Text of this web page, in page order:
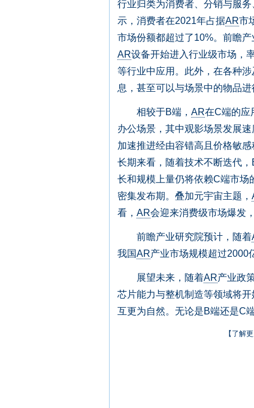
行业归类为消费者、分销与服
示，消费者在2021年占据AR市
市场份额都超过了10%。前瞻
AR设备开始进入行业级市场，
等行业中应用。此外，在各种涉
息，甚至可以与场景中的物品
相较于B端， AR在C端的应
办公场景，其中观影场景发展
加速推进经由容错高且价格敏
长期来看，随着技术不断迭代
长和规模上量仍将依赖C端市场
密集发布期。叠加元宇宙主题，
看， AR会迎来消费级市场爆发
前瞻产业研究院预计，随着
我国AR产业市场规模超过2000
展望未来，随着AR产业政
芯片能力与整机制造等领域将
互更为自然。无论是B端还是C
【了解